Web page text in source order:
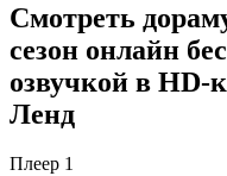
Смотреть
сезон онлайн
озвучкой в HD-
Ленд
Плеер 1